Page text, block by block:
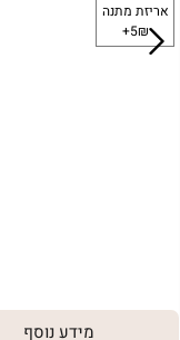
מידע נוסף